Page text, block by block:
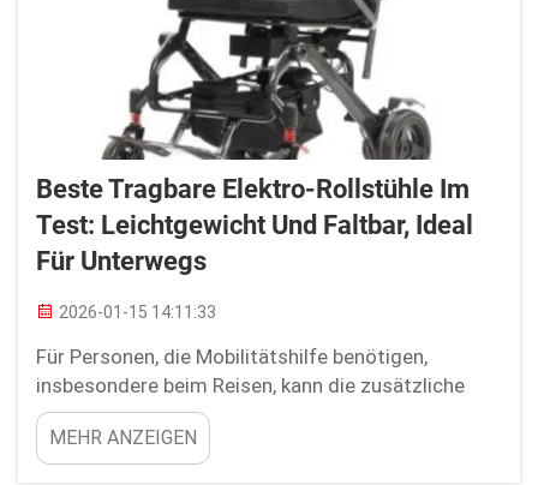
Beste Tragbare Elektro-Rollstühle Im
Test: Leichtgewicht Und Faltbar, Ideal
Für Unterwegs
2026-01-15 14:11:33
Für Personen, die Mobilitätshilfe benötigen,
insbesondere beim Reisen, kann die zusätzliche
Unterstützung eines tragbaren elektrischen
Rollstuhls von großem Vorteil sein. Youhuan fertigt
leichte und faltbare elektrische Rollstühle, die ideal
MEHR ANZEIGEN